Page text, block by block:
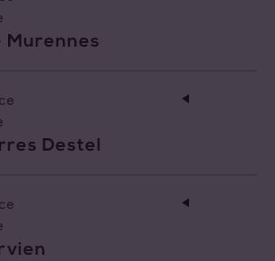
Murennes
Destel